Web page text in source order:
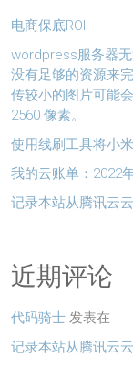
电商保底ROI
wordpress服务器
没有足够的资源来
传较小的图片可能
2560 像素。
使用线刷工具将小
我的云账单：2022
记录本站从腾讯云
近期评论
代码骑士 发表在
记录本站从腾讯云